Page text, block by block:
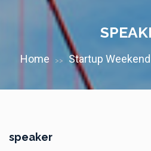
Home >> Startup
speaker